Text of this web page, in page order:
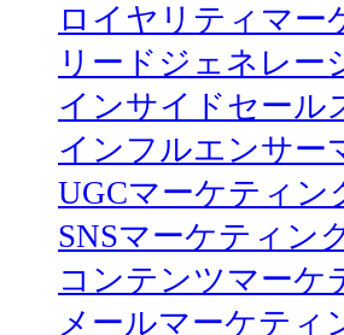
ロイヤリティマー
リードジェネレー
インサイドセール
インフルエンサー
UGCマーケティン
SNSマーケティン
コンテンツマーケ
メールマーケティ